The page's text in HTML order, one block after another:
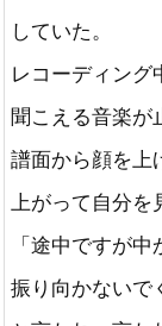
していた。
レコーディング
聞こえる音楽が
譜面から顔を上
上がって自分を
「途中ですが
振り向かないで